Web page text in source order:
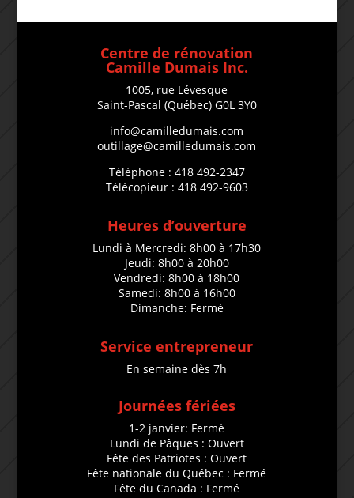
Centre de rénovation
Camille Dumais Inc.
1005, rue Lévesque
Saint-Pascal (Québec) G0L 3Y0
info@camilledumais.com
outillage@camilledumais.com
Téléphone : 418 492-2347
Télécopieur : 418 492-9603
Heures d’ouverture
Lundi à Mercredi: 8h00 à 17h30
Jeudi: 8h00 à 20h00
Vendredi: 8h00 à 18h00
Samedi: 8h00 à 16h00
Dimanche: Fermé
Service entrepreneur
En semaine dès 7h
Journées fériées
1-2 janvier: Fermé
Lundi de Pâques : Ouvert
Fête des Patriotes : Ouvert
Fête nationale du Québec : Fermé
Fête du Canada : Fermé